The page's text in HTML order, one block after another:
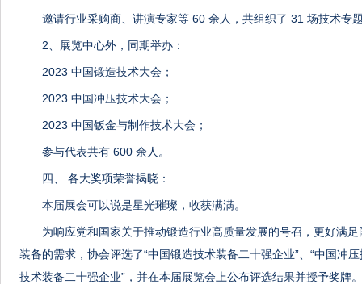
邀请行业采购商、讲演专家等 60 余人，共组织了 31 场技术专
2、展览中心外，同期举办：
2023 中国锻造技术大会；
2023 中国冲压技术大会；
2023 中国钣金与制作技术大会；
参与代表共有 600 余人。
四、 各大奖项荣誉揭晓：
本届展会可以说是星光璀璨，收获满满。
为响应党和国家关于推动锻造行业高质量发展的号召，更好满
装备的需求，协会评选了“中国锻造技术装备二十强企业”、“中国冲
技术装备二十强企业”，并在本届展览会上公布评选结果并授予奖牌。